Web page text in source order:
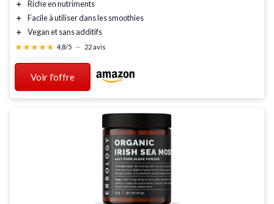
＋
Richeen nutriments
＋
Facileà utiliser dans les smoothies
＋
Veganet sans additifs
★★★★★
★★★★★ 4,8/5 — 22 avis
Voir l'offre